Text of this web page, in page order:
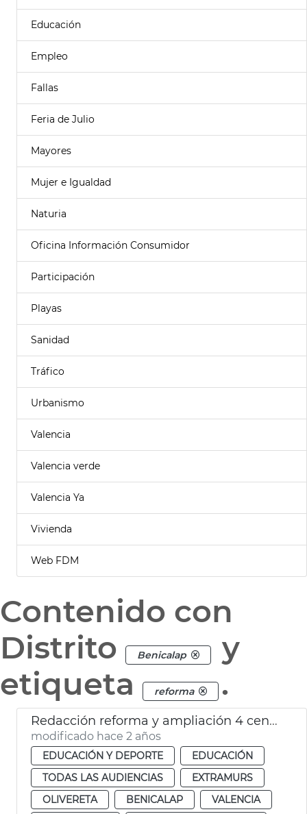
Educación
Empleo
Fallas
Feria de Julio
Mayores
Mujer e Igualdad
Naturia
Oficina Información Consumidor
Participación
Playas
Sanidad
Tráfico
Urbanismo
Valencia
Valencia verde
Valencia Ya
Vivienda
Web FDM
Contenido con
Distrito
Benicalap
y
etiqueta
reforma .
Redacción reforma y ampliación 4 centros escolares
modificado hace 2 años
EDUCACIÓN Y DEPORTE
EDUCACIÓN
TODAS LAS AUDIENCIAS
EXTRAMURS
OLIVERETA
BENICALAP
VALENCIA